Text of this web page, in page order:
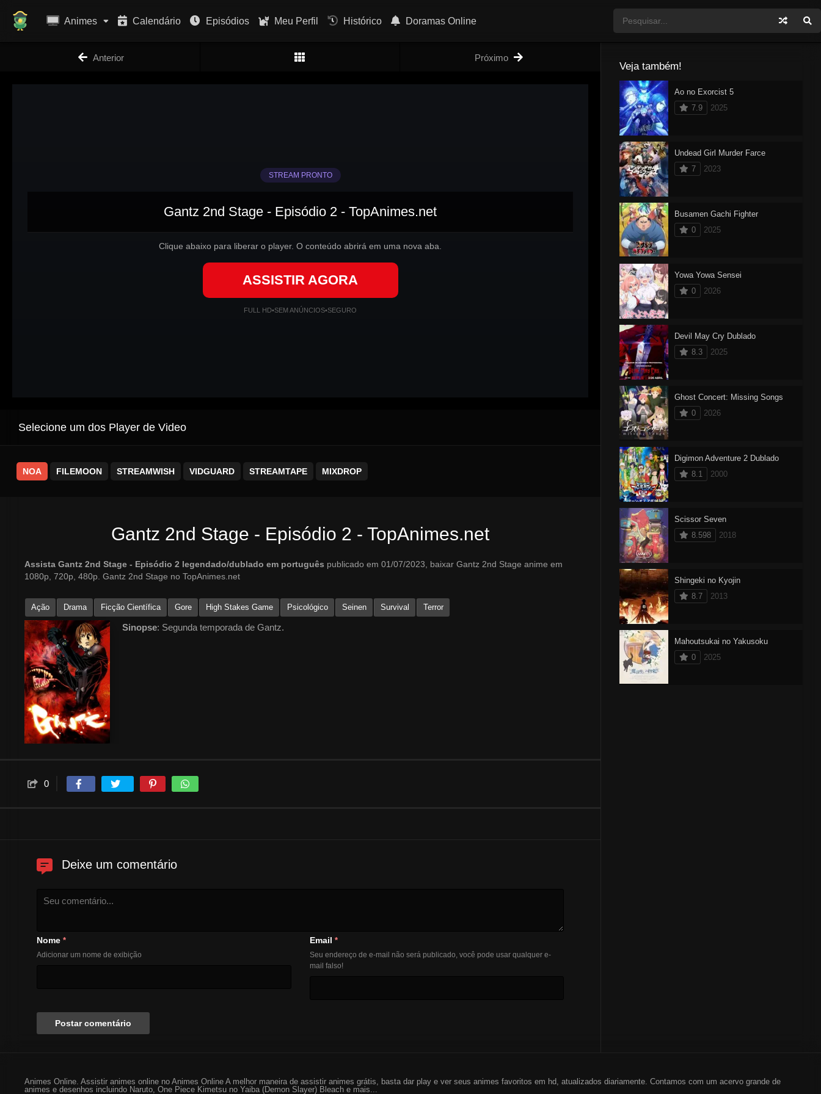
Animes Calendário Episódios Meu Perfil Histórico Doramas Online
Anterior Próximo
STREAM PRONTO
Gantz 2nd Stage - Episódio 2 - TopAnimes.net
Clique abaixo para liberar o player. O conteúdo abrirá em uma nova aba.
ASSISTIR AGORA
FULL HD•SEM ANÚNCIOS•SEGURO
Selecione um dos Player de Video
NOA FILEMOON STREAMWISH VIDGUARD STREAMTAPE MIXDROP
Gantz 2nd Stage - Episódio 2 - TopAnimes.net
Assista Gantz 2nd Stage - Episódio 2 legendado/dublado em português publicado em 01/07/2023, baixar Gantz 2nd Stage anime em
1080p, 720p, 480p. Gantz 2nd Stage no TopAnimes.net
Ação Drama Ficção Científica Gore High Stakes Game Psicológico Seinen Survival Terror
Sinopse: Segunda temporada de Gantz.
0
Deixe um comentário
Nome *
Adicionar um nome de exibição
Email *
Seu endereço de e-mail não será publicado, você pode usar qualquer e-
mail falso!
Veja também!
Ao no Exorcist 5
7.9
2025
Undead Girl Murder Farce
7
2023
Busamen Gachi Fighter
0
2025
Yowa Yowa Sensei
0
2026
Devil May Cry Dublado
8.3
2025
Ghost Concert: Missing Songs
0
2026
Digimon Adventure 2 Dublado
8.1
2000
Scissor Seven
8.598
2018
Shingeki no Kyojin
8.7
2013
Mahoutsukai no Yakusoku
0
2025
Animes Online. Assistir animes online no Animes Online A melhor maneira de assistir animes grátis, basta dar play e ver seus animes favoritos em hd, atualizados diariamente. Contamos com um acervo grande de
animes e desenhos incluindo Naruto, One Piece Kimetsu no Yaiba (Demon Slayer) Bleach e mais...